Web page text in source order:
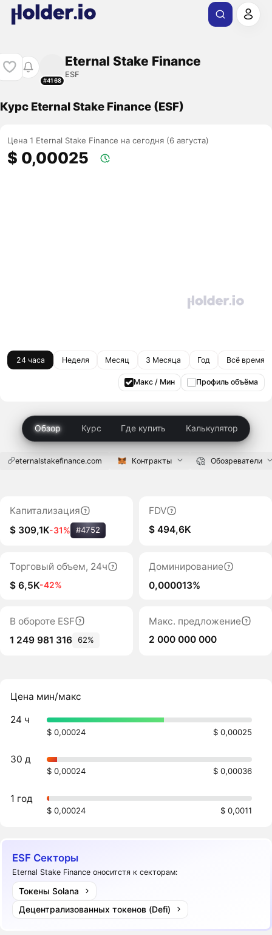
#4168
Eternal Stake Finance
ESF
Курс Eternal Stake Finance (ESF)
Цена 1 Eternal Stake Finance на сегодня (6 августа)
$ 0,00025
24 часа Неделя Месяц 3 Месяца Год Всё время
Макс / Мин Профиль объёма
Обзор Курс Где купить Калькулятор
eternalstakefinance.com Контракты Обозреватели
Капитализация
$ 309,1K-31% #4752
FDV
$ 494,6K
Торговый объем, 24ч
$ 6,5K-42%
Доминирование
0,000013%
В обороте ESF
1 249 981 316 62%
Макс. предложение
2 000 000 000
Цена мин/макс
24 ч
$ 0,00024 $ 0,00025
30 д
$ 0,00024 $ 0,00036
1 год
$ 0,00024 $ 0,0011
ESF Секторы
Eternal Stake Finance оноситстя к секторам:
Токены Solana
Децентрализованных токенов (Defi)